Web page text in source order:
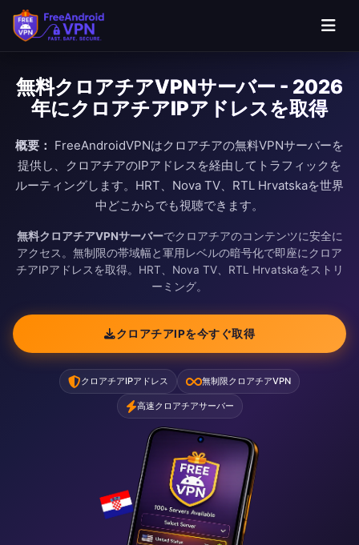
無料クロアチアVPNサーバー - 2026
年にクロアチアIPアドレスを取得
概要： FreeAndroidVPNはクロアチアの無料VPNサーバーを
提供し、クロアチアのIPアドレスを経由してトラフィックを
ルーティングします。HRT、Nova TV、RTL Hrvatskaを世界
中どこからでも視聴できます。
無料クロアチアVPNサーバーでクロアチアのコンテンツに安全に
アクセス。無制限の帯域幅と軍用レベルの暗号化で即座にクロア
チアIPアドレスを取得。HRT、Nova TV、RTL Hrvatskaをストリ
ーミング。
クロアチアIPを今すぐ取得
クロアチアIPアドレス 無制限クロアチアVPN
高速クロアチアサーバー